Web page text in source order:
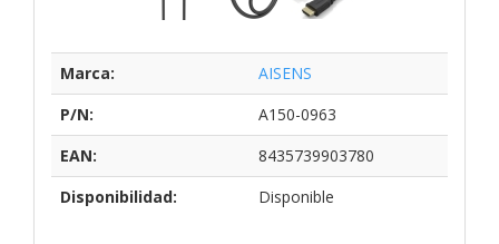
Marca:
AISENS
P/N:
A150-0963
EAN:
8435739903780
Disponibilidad:
Disponible